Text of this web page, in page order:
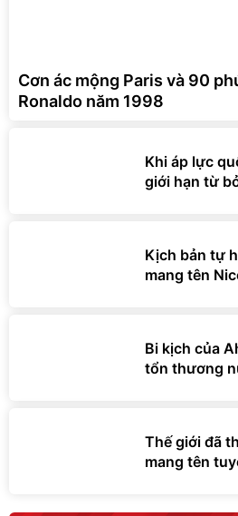
Cơn ác mộng Paris và 90
Ronaldo năm 1998
Khi áp lực
giới hạn từ
Kịch bản tự
mang tên
Bi kịch của
tổn thương
Thế giới đã
mang tên